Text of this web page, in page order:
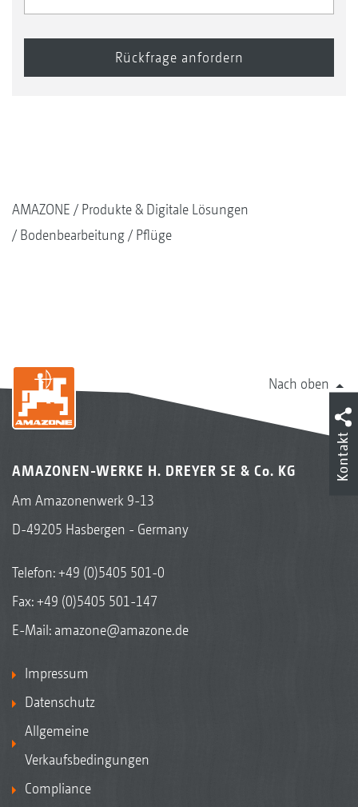
AMAZONE
Produkte & Digitale Lösungen
Bodenbearbeitung
Pflüge
Nach oben
AMAZONEN-WERKE H. DREYER SE & Co. KG
Am Amazonenwerk 9-13
D-49205 Hasbergen - Germany
Telefon:+49 (0)5405 501-0
Fax: +49 (0)5405 501-147
E-Mail: amazone@amazone.de
Impressum
Datenschutz
Allgemeine
Verkaufsbedingungen
Compliance
Kontakt